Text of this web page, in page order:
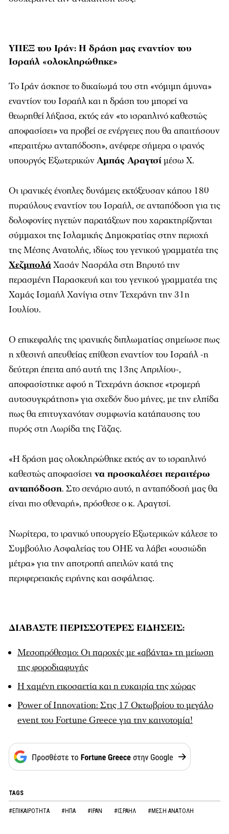
ΥΠΕΞ του Ιράν: Η δράση μας εναντίον του
Ισραήλ «ολοκληρώθηκε»
Το Ιράν άσκησε το δικαίωμά του στη «νόμιμη άμυνα»
εναντίον του Ισραήλ και η δράση του μπορεί να
θεωρηθεί λήξασα, εκτός εάν «το ισραηλινό καθεστώς
αποφασίσει» να προβεί σε ενέργειες που θα απαιτήσουν
«περαιτέρω ανταπόδοση», ανέφερε σήμερα ο ιρανός
υπουργός ΕξωτερικώνΑμπάς Αραγτσίμέσω X.
Οι ιρανικές ένοπλες δυνάμεις εκτόξευσαν κάπου 180
πυραύλους εναντίον του Ισραήλ, σε ανταπόδοση για τις
δολοφονίες ηγετών παρατάξεων που χαρακτηρίζονται
σύμμαχοι της Ισλαμικής Δημοκρατίας στην περιοχή
της Μέσης Ανατολής, ιδίως του γενικού γραμματέα της
ΧεζμπολάΧασάν Νασράλα στη Βηρυτό την
περασμένη Παρασκευή και του γενικού γραμματέα της
Χαμάς Ισμαήλ Χανίγια στην Τεχεράνη την 31η
Ιουλίου.
Ο επικεφαλής της ιρανικής διπλωματίας σημείωσε πως
η χθεσινή απευθείας επίθεση εναντίον του Ισραήλ -η
δεύτερη έπειτα από αυτή της 13ης Απριλίου-,
αποφασίστηκε αφού η Τεχεράνη άσκησε «τρομερή
αυτοσυγκράτηση» για σχεδόν δυο μήνες, με την ελπίδα
πως θα επιτυγχανόταν συμφωνία κατάπαυσης του
πυρός στη Λωρίδα της Γάζας.
«Η δράση μας ολοκληρώθηκε εκτός αν το ισραηλινό
καθεστώς αποφασίσει να προσκαλέσει περαιτέρω
ανταπόδοση. Στο σενάριο αυτό, η ανταπόδοσή μας θα
είναι πιο σθεναρή», πρόσθεσε ο κ. Αραγτσί.
Νωρίτερα, το ιρανικό υπουργείο Εξωτερικών κάλεσε το
Συμβούλιο Ασφαλείας του ΟΗΕ να λάβει «ουσιώδη
μέτρα» για την αποτροπή απειλών κατά της
περιφερειακής ειρήνης και ασφάλειας.
ΔΙΑΒΑΣΤΕ ΠΕΡΙΣΣΟΤΕΡΕΣ ΕΙΔΗΣΕΙΣ:
Μεσοπρόθεσμο: Οι παροχές με «αβάντα» τη μείωση
της φοροδιαφυγής
Η χαμένη εικοσαετία και η ευκαιρία της χώρας
Power of Innovation: Στις 17 Οκτωβρίου το μεγάλο
event του Fortune Greece για την καινοτομία!
TAGS
#ΕΠΙΚΑΙΡΟΤΗΤΑ #ΗΠΑ #ΙΡΑΝ #ΙΣΡΑΗΛ #ΜΕΣΗ ΑΝΑΤΟΛΗ